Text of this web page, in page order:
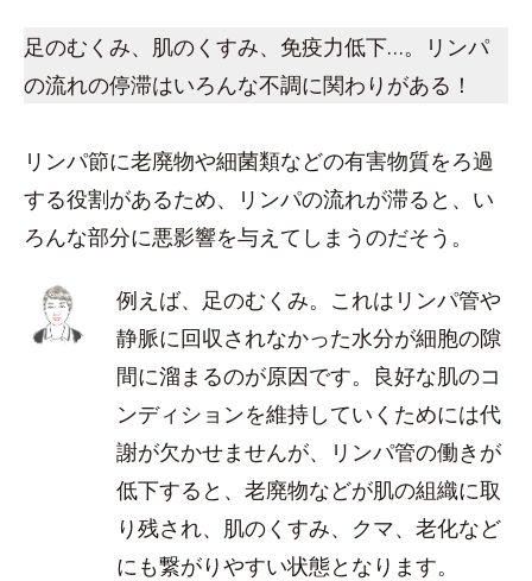
足のむくみ、肌のくすみ、免疫力低下…。リンパ
の流れの停滞はいろんな不調に関わりがある！
リンパ節に老廃物や細菌類などの有害物質をろ過
する役割があるため、リンパの流れが滞ると、い
ろんな部分に悪影響を与えてしまうのだそう。
例えば、足のむくみ。これはリンパ管や
静脈に回収されなかった水分が細胞の隙
間に溜まるのが原因です。良好な肌のコ
ンディションを維持していくためには代
謝が欠かせませんが、リンパ管の働きが
低下すると、老廃物などが肌の組織に取
り残され、肌のくすみ、クマ、老化など
にも繋がりやすい状態となります。